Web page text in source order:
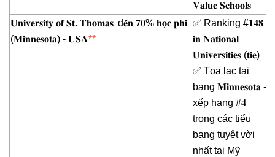
𝐕𝐚𝐥𝐮𝐞 𝐒𝐜𝐡𝐨𝐨𝐥𝐬
𝐔𝐧𝐢𝐯𝐞𝐫𝐬𝐢𝐭𝐲 𝐨𝐟 𝐒𝐭. 𝐓𝐡𝐨𝐦𝐚𝐬
(𝐌𝐢𝐧𝐧𝐞𝐬𝐨𝐭𝐚) - 𝐔𝐒𝐀**
đ𝐞̂́𝐧 𝟕𝟎% 𝐡𝐨̣𝐜 𝐩𝐡𝐢́ ✅ Ranking #𝟏𝟒𝟖
𝐢𝐧 𝐍𝐚𝐭𝐢𝐨𝐧𝐚𝐥
𝐔𝐧𝐢𝐯𝐞𝐫𝐬𝐢𝐭𝐢𝐞𝐬 (𝐭𝐢𝐞)
✅ Tọa lạc tại
bang 𝐌𝐢𝐧𝐧𝐞𝐬𝐨𝐭𝐚 -
xếp hạng #𝟒
trong các tiểu
bang tuyệt vời
nhất tại Mỹ